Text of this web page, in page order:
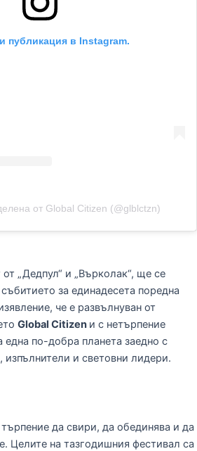
публикация в Instagram.
от Global Citizen (@glblctzn)
от „Дедпул“ и „Върколак“, ще се
за единадесета поредна
че е развълнуван от
Global Citizen и с нетърпение
една по-добра планета заедно с
изпълнители и световни лидери.
да свири, да обединява и да
Целите на тазгодишния фестивал са